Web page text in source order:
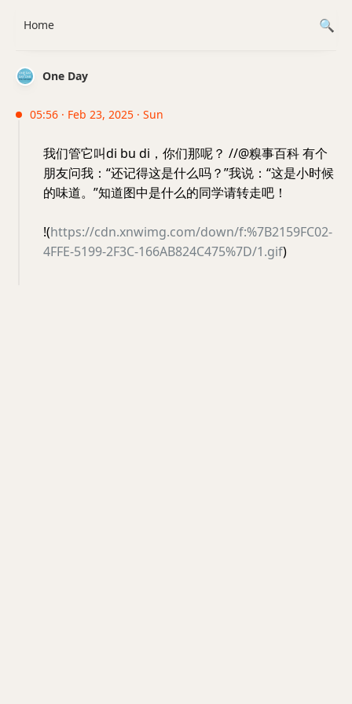
One Day
05:56 · Feb 23, 2025 · Sun
我们管它叫di bu di，你们那呢？ //@糗事百科 有个
朋友问我：“还记得这是什么吗？”我说：“这是小时候
的味道。”知道图中是什么的同学请转走吧！
!(https://cdn.xnwimg.com/down/f:%7B2159FC02-
4FFE-5199-2F3C-166AB824C475%7D/1.gif)
Home